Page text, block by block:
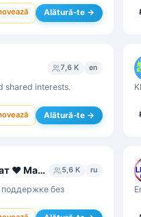
Alătură-te →
7,6 K en
shared interests.
Alătură-te →
№1 ЧАТ МАМОЧЕК ♥️ Мама чат, родительский чат ♥️ Материнство, воспитание и развитие ребенка ♥️ 5,6 K ru
без